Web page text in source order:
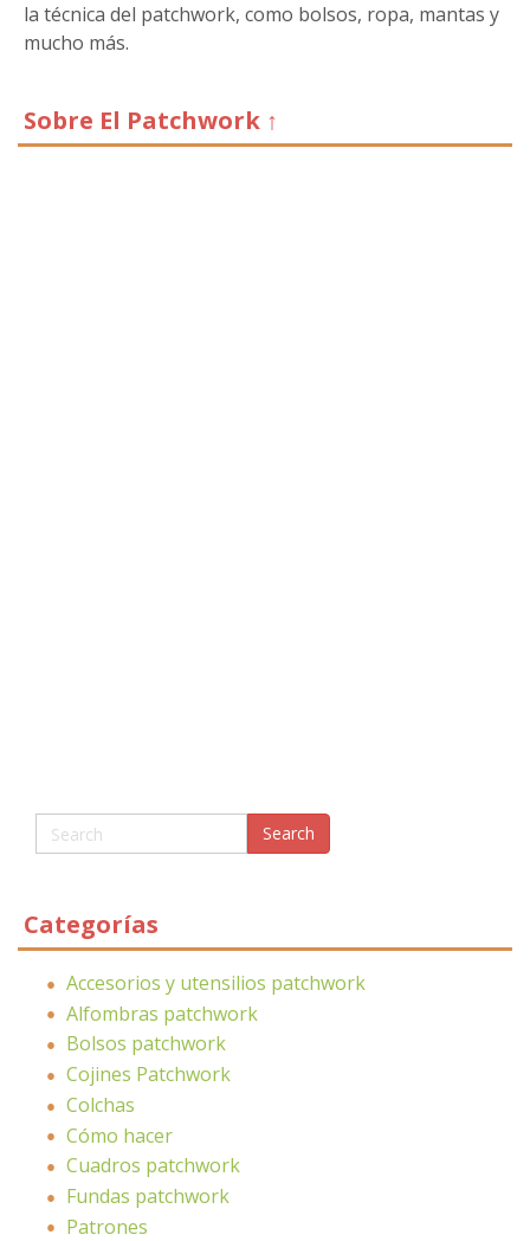
la técnica del patchwork, como bolsos, ropa, mantas y
mucho más.
Sobre El Patchwork ↑
Categorías
Accesorios y utensilios patchwork
Alfombras patchwork
Bolsos patchwork
Cojines Patchwork
Colchas
Cómo hacer
Cuadros patchwork
Fundas patchwork
Patrones